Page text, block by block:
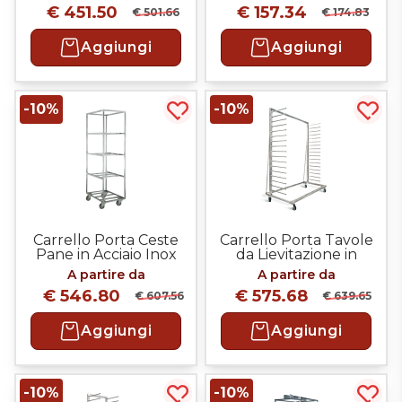
€ 451.50 € 501.66
Aggiungi
€ 157.34 € 174.83
Aggiungi
Carrello Porta Ceste
Pane in Acciaio Inox
A partire da
-10%
€ 546.80 € 607.56
Aggiungi
Acquista più tardi
Carrello Porta Tavole
da Lievitazione in
Acciaio Inox
A partire da
-10%
€ 575.68 € 639.65
Aggiungi
-10% -10%